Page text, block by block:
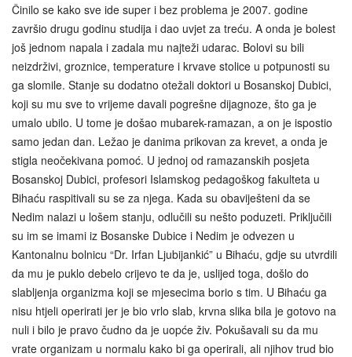
Činilo se kako sve ide super i bez problema je 2007. godine
završio drugu godinu studija i dao uvjet za treću. A onda je bolest
još jednom napala i zadala mu najteži udarac. Bolovi su bili
neizdrživi, groznice, temperature i krvave stolice u potpunosti su
ga slomile. Stanje su dodatno otežali doktori u Bosanskoj Dubici,
koji su mu sve to vrijeme davali pogrešne dijagnoze, što ga je
umalo ubilo. U tome je došao mubarek-ramazan, a on je ispostio
samo jedan dan. Ležao je danima prikovan za krevet, a onda je
stigla neočekivana pomoć. U jednoj od ramazanskih posjeta
Bosanskoj Dubici, profesori Islamskog pedagoškog fakulteta u
Bihaću raspitivali su se za njega. Kada su obaviješteni da se
Nedim nalazi u lošem stanju, odlučili su nešto poduzeti. Priključili
su im se imami iz Bosanske Dubice i Nedim je odvezen u
Kantonalnu bolnicu “Dr. Irfan Ljubijankić” u Bihaću, gdje su utvrdili
da mu je puklo debelo crijevo te da je, uslijed toga, došlo do
slabljenja organizma koji se mjesecima borio s tim. U Bihaću ga
nisu htjeli operirati jer je bio vrlo slab, krvna slika bila je gotovo na
nuli i bilo je pravo čudno da je uopće živ. Pokušavali su da mu
vrate organizam u normalu kako bi ga operirali, ali njihov trud bio